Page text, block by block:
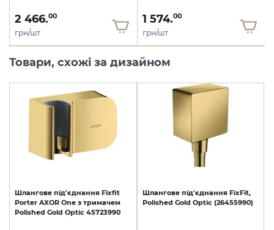
2 466.00
грн/шт
1 574.00
грн/шт
Товари, схожі за дизайном
Шлангове під'єднання Fixfit
Porter AXOR One з тримачем
Polished Gold Optic 45723990
Шлангове під'єднання FixFit,
Polished Gold Optic (26455990)